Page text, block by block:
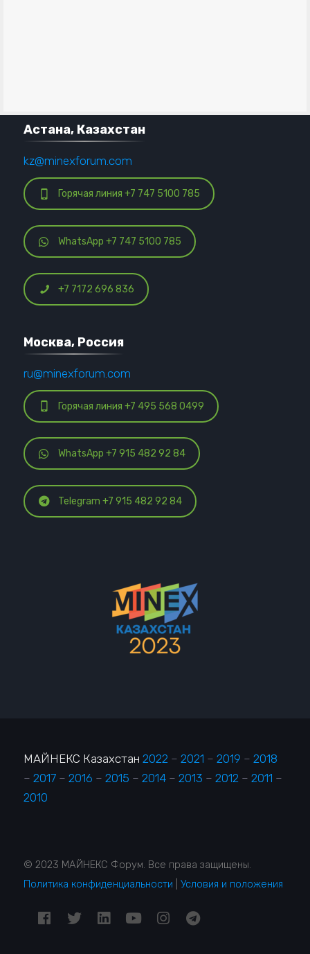
Астана, Казахстан
kz@minexforum.com
Горячая линия +7 747 5100 785
WhatsApp +7 747 5100 785
+7 7172 696 836
Москва, Россия
ru@minexforum.com
Горячая линия +7 495 568 0499
WhatsApp +7 915 482 92 84
Telegram +7 915 482 92 84
МАЙНЕКС Казахстан2022 – 2021 – 2019 – 2018
– 2017 – 2016 – 2015 – 2014 – 2013 – 2012 – 2011 –
2010
© 2023 МАЙНЕКС Форум. Все права защищены.
Политика конфиденциальности |Условия и положения